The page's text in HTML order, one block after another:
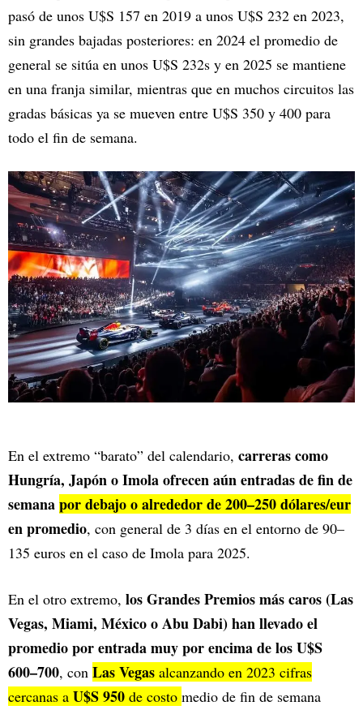
pasó de unos U$S 157 en 2019 a unos U$S 232 en 2023,
sin grandes bajadas posteriores: en 2024 el promedio de
general se sitúa en unos U$S 232s y en 2025 se mantiene
en una franja similar, mientras que en muchos circuitos las
gradas básicas ya se mueven entre U$S 350 y 400 para
todo el fin de semana.​
En el extremo “barato” del calendario, carreras como
Hungría, Japón o Imola ofrecen aún entradas de fin de
semanapor debajo o alrededor de 200–250 dólares/eur
en promedio, con general de 3 días en el entorno de 90–
135 euros en el caso de Imola para 2025.
En el otro extremo, los Grandes Premios más caros (Las
Vegas, Miami, México o Abu Dabi) han llevado el
promedio por entrada muy por encima de los U$S
600–700, con Las Vegas alcanzando en 2023 cifras
cercanas a U$S 950 de costo medio de fin de semana